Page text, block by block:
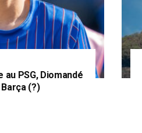
PSG, Diomandé
(?)